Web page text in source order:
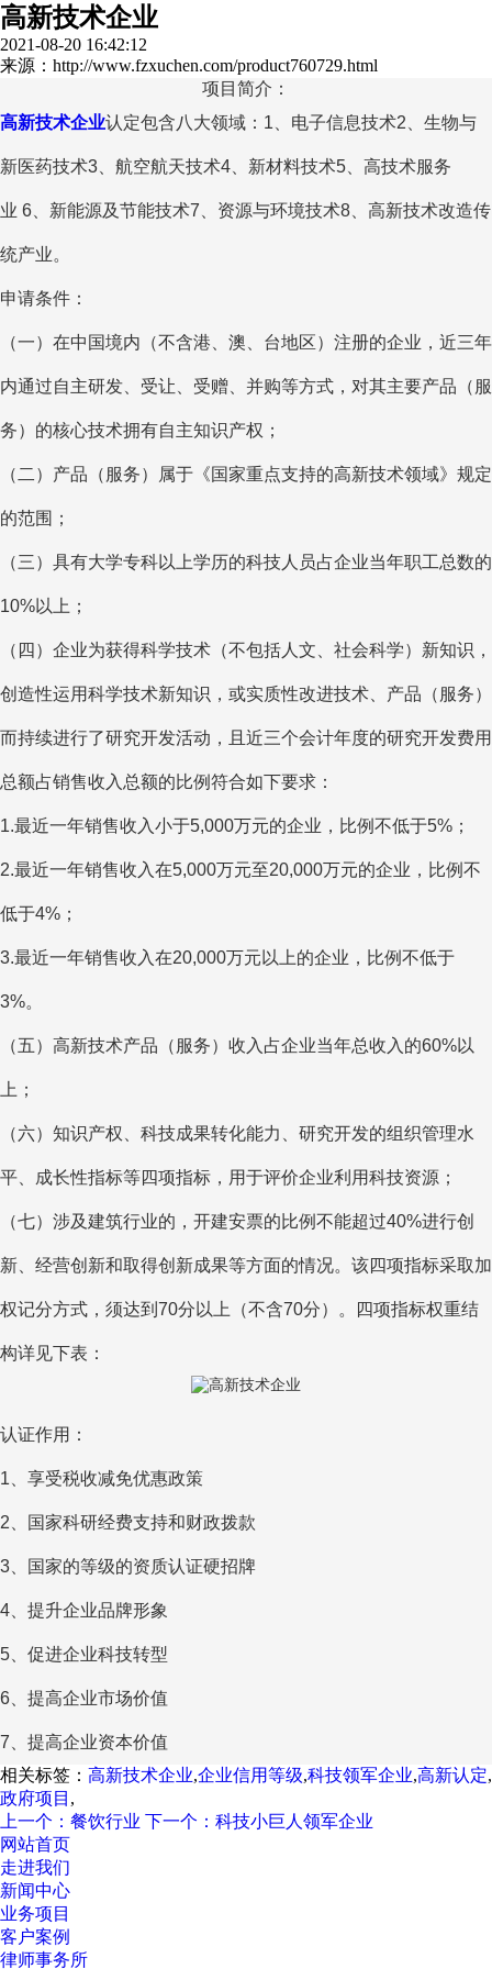
高新技术企业
2021-08-20 16:42:12
来源：http://www.fzxuchen.com/product760729.html
项目简介：
高新技术企业认定包含八大领域：1、电子信息技术2、生物与
新医药技术3、航空航天技术4、新材料技术5、高技术服务
业 6、新能源及节能技术7、资源与环境技术8、高新技术改造传
统产业。
申请条件：
（一）在中国境内（不含港、澳、台地区）注册的企业，近三年
内通过自主研发、受让、受赠、并购等方式，对其主要产品（服
务）的核心技术拥有自主知识产权；
（二）产品（服务）属于《国家重点支持的高新技术领域》规定
的范围；
（三）具有大学专科以上学历的科技人员占企业当年职工总数的
10%以上；
（四）企业为获得科学技术（不包括人文、社会科学）新知识，
创造性运用科学技术新知识，或实质性改进技术、产品（服务）
而持续进行了研究开发活动，且近三个会计年度的研究开发费用
总额占销售收入总额的比例符合如下要求：
1.最近一年销售收入小于5,000万元的企业，比例不低于5%；
2.最近一年销售收入在5,000万元至20,000万元的企业，比例不
低于4%；
3.最近一年销售收入在20,000万元以上的企业，比例不低于
3%。
（五）高新技术产品（服务）收入占企业当年总收入的60%以
上；
（六）知识产权、科技成果转化能力、研究开发的组织管理水
平、成长性指标等四项指标，用于评价企业利用科技资源；
（七）涉及建筑行业的，开建安票的比例不能超过40%进行创
新、经营创新和取得创新成果等方面的情况。该四项指标采取加
权记分方式，须达到70分以上（不含70分）。四项指标权重结
构详见下表：
认证作用：
1、享受税收减免优惠政策
2、国家科研经费支持和财政拨款
3、国家的等级的资质认证硬招牌
4、提升企业品牌形象
5、促进企业科技转型
6、提高企业市场价值
7、提高企业资本价值
相关标签： 高新技术企业,企业信用等级,科技领军企业,高新认定,
政府项目 ,
上一个：餐饮行业 下一个：科技小巨人领军企业
网站首页
走进我们
新闻中心
业务项目
客户案例
律师事务所